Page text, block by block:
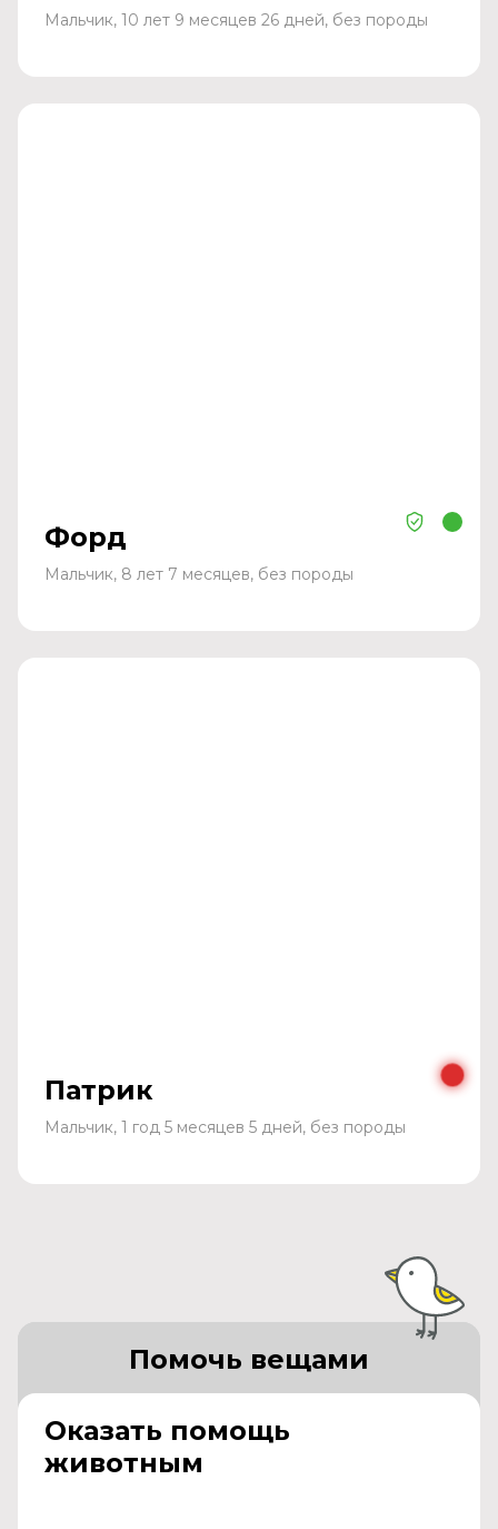
Мальчик, 10 лет 9 месяцев 26 дней, без породы
Форд
Мальчик, 8 лет 7 месяцев, без породы
Патрик
Мальчик, 1 год 5 месяцев 5 дней, без породы
Оказать помощь
животным
Помочь вещами